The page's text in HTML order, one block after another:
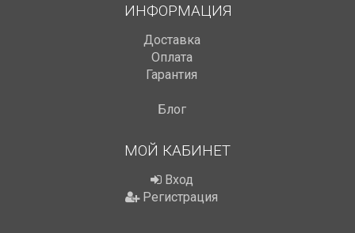
ИНФОРМАЦИЯ
Доставка
Оплата
Гарантия
Блог
МОЙ КАБИНЕТ
Вход
Регистрация